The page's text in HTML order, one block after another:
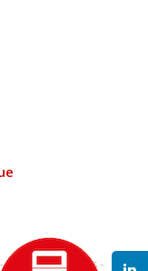
mentions légales-